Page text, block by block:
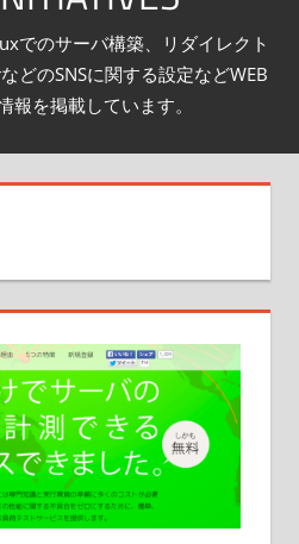
でのサーバ構築、リダイレクト
どのSNSに関する設定などWEB
報を掲載しています。